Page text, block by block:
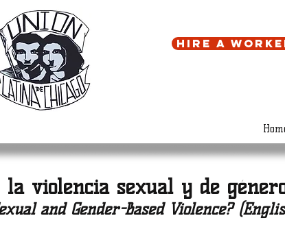
Hire a
la violencia sexual y de
and Gender-Based Violence?